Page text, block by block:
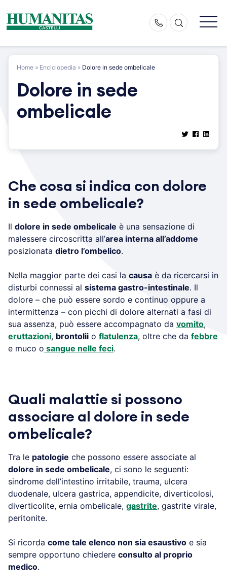
content
Home » Enciclopedia » Dolore in sede ombelicale
Dolore in sede
ombelicale
Che cosa si indica con dolore
in sede ombelicale?
Il dolore in sede ombelicale è una sensazione di
malessere circoscritta all’area interna all’addome
posizionata dietro l’ombelico.
Nella maggior parte dei casi la causa è da ricercarsi in
disturbi connessi al sistema gastro-intestinale. Il
dolore – che può essere sordo e continuo oppure a
intermittenza – con picchi di dolore alternati a fasi di
sua assenza, può essere accompagnato da vomito,
eruttazioni, brontolii o flatulenza, oltre che da febbre
e muco o sangue nelle feci.
Quali malattie si possono
associare al dolore in sede
ombelicale?
Tra le patologie che possono essere associate al
dolore in sede ombelicale, ci sono le seguenti:
sindrome dell’intestino irritabile, trauma, ulcera
duodenale, ulcera gastrica, appendicite, diverticolosi,
diverticolite, ernia ombelicale, gastrite, gastrite virale,
peritonite.
Si ricorda come tale elenco non sia esaustivo e sia
sempre opportuno chiedere consulto al proprio
medico.